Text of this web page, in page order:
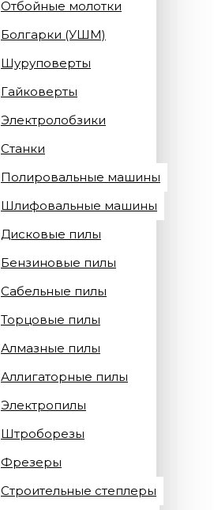
Отбойные молотки
Болгарки (УШМ)
Шуруповерты
Гайковерты
Электролобзики
Станки
Полировальные машины
Шлифовальные машины
Дисковые пилы
Бензиновые пилы
Сабельные пилы
Торцовые пилы
Алмазные пилы
Аллигаторные пилы
Электропилы
Штроборезы
Фрезеры
Строительные степлеры